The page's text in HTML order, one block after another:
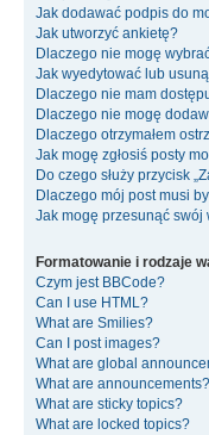
Jak dodawać podpis do
Jak utworzyć ankietę?
Dlaczego nie mogę
Jak wyedytować lub
Dlaczego nie mam
Dlaczego nie mogę
Dlaczego otrzymałem
Jak mogę zgłosiś posty
Do czego służy przycisk
Dlaczego mój post musi
Jak mogę przesunąć swój
Formatowanie i rodzaje
Czym jest BBCode?
Can I use HTML?
What are Smilies?
Can I post images?
What are global
What are announcements?
What are sticky topics?
What are locked topics?